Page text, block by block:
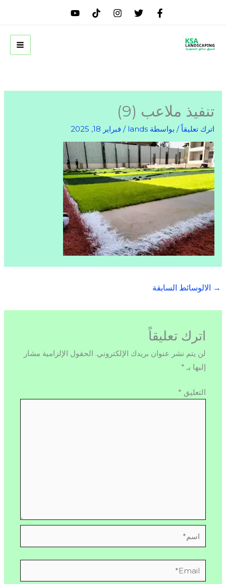
تنفيذ ملاعب (9)
اترك تعليقاً / بواسطة lands
/ فبراير 18, 2025
→ الالوسائط السابقة
اترك تعليقاً
لن يتم نشر عنوان بريدك الإلكتروني. الحقول الإلزامية مشار
إليها بـ *
التعليق *
اسم*
Email*